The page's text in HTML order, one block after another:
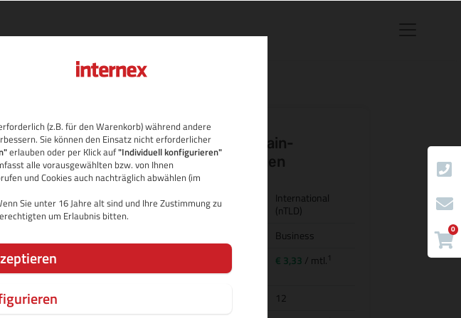
(z.B. für den Warenkorb) während andere
Sie können den Einsatz nicht erforderlicher
erlauben oder per Klick auf"Individuell konfigurieren"
alle vorausgewählten bzw. von Ihnen
und Cookies auch nachträglich abwählen (im
Sie unter 16 Jahre alt sind und Ihre Zustimmung zu
um Erlaubnis bitten.
0
.insure Domain-
Eigenschaften
Land/Bezeichnung
International
(nTLD)
Business
Domainregistrierung
€ 3,33 / mtl. 1
12